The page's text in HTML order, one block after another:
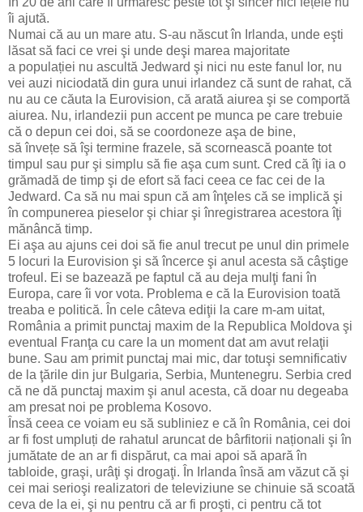
îi ajută.
Numai că au un mare atu. S-au născut în Irlanda, unde eşti
lăsat să faci ce vrei şi unde deşi marea majoritate
a populației nu ascultă Jedward şi nici nu este fanul lor, nu
vei auzi niciodată din gura unui irlandez că sunt de rahat, că
nu au ce căuta la Eurovision, că arată aiurea şi se comportă
aiurea. Nu, irlandezii pun accent pe munca pe care trebuie
că o depun cei doi, să se coordoneze aşa de bine,
să învețe să îşi termine frazele, să scornească poante tot
timpul sau pur şi simplu să fie aşa cum sunt. Cred că îţi ia o
grămadă de timp şi de efort să faci ceea ce fac cei de la
Jedward. Ca să nu mai spun că am înţeles că se implică şi
în compunerea pieselor şi chiar şi înregistrarea acestora îţi
mănâncă timp.
Ei aşa au ajuns cei doi să fie anul trecut pe unul din primele
5 locuri la Eurovision şi să încerce şi anul acesta să câştige
trofeul. Ei se bazează pe faptul că au deja mulţi fani în
Europa, care îi vor vota. Problema e că la Eurovision toată
treaba e politică. În cele câteva ediţii la care m-am uitat,
România a primit punctaj maxim de la Republica Moldova şi
eventual Franţa cu care la un moment dat am avut relaţii
bune. Sau am primit punctaj mai mic, dar totuşi semnificativ
de la ţările din jur Bulgaria, Serbia, Muntenegru. Serbia cred
că ne dă punctaj maxim şi anul acesta, că doar nu degeaba
am presat noi pe problema Kosovo.
Însă ceea ce voiam eu să subliniez e că în România, cei doi
ar fi fost umpluți de rahatul aruncat de bârfitorii naționali şi în
jumătate de an ar fi dispărut, ca mai apoi să apară în
tabloide, graşi, urâţi şi drogaţi. În Irlanda însă am văzut că şi
cei mai serioşi realizatori de televiziune se chinuie să scoată
ceva de la ei, şi nu pentru că ar fi proşti, ci pentru că tot